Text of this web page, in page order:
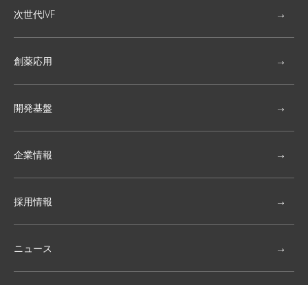
次世代IVF
創薬応用
開発基盤
企業情報
採用情報
ニュース